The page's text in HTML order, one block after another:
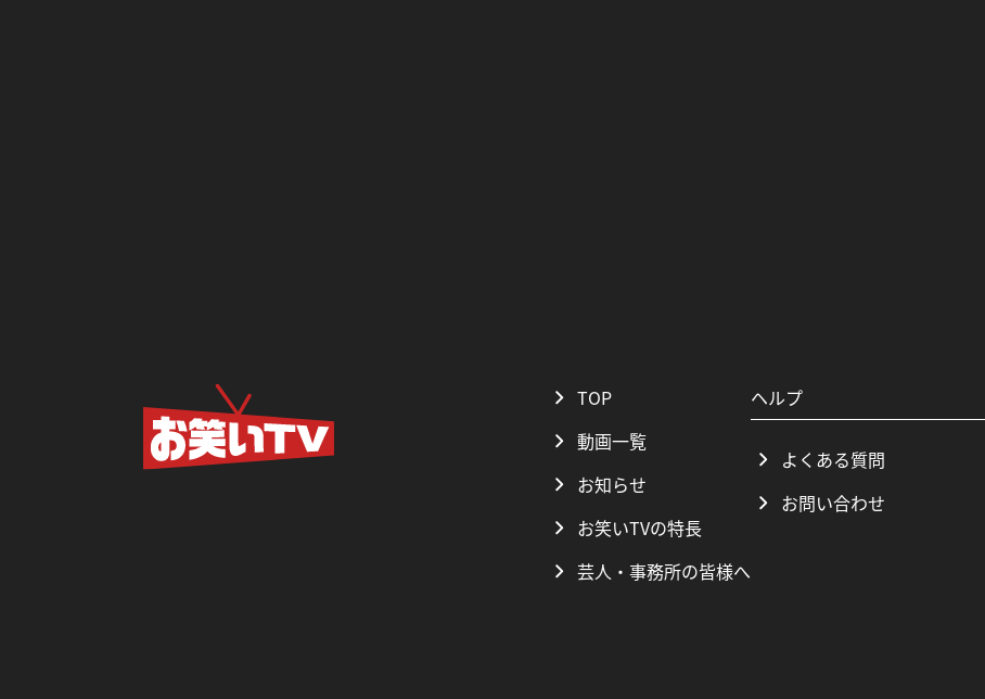
TOP
動画一覧
お知らせ
お笑いTVの特長
芸人・事務所の皆様へ
ヘルプ
よくある質問
お問い合わせ